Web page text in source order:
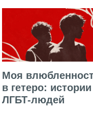
Моя
в гетеро: истории
ЛГБТ-людей